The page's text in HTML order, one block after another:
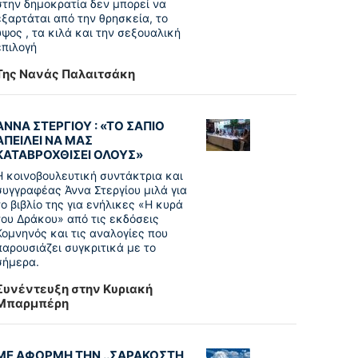
δημοκρατία δεν μπορεί να
από την θρησκεία, το
, τα κιλά και την σεξουαλική
Νανάς Παλαιτσάκη
ΣΤΕΡΓΙΟΥ : «ΤΟ ΣΑΠΙΟ
ΝΑ ΜΑΣ
ΟΛΟΥΣ»
κοινοβουλευτική συντάκτρια και
Άννα Στεργίου μιλά για
βιβλίο της για ενήλικες «Η κυρά
Δράκου» από τις εκδόσεις
και τις αναλογίες που
συγκριτικά με το
στην Κυριακή